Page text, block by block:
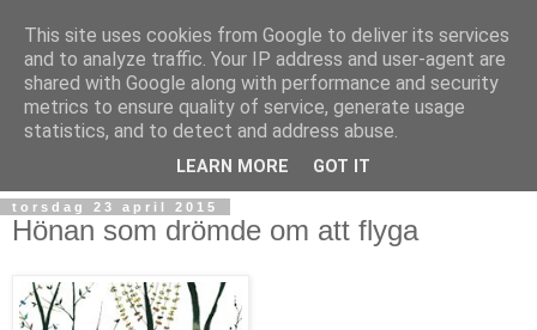
torsdag 23 april 2015
Hönan som drömde om att flyga
This site uses cookies from Google to deliver its services
and to analyze traffic. Your IP address and user-agent are
shared with Google along with performance and security
metrics to ensure quality of service, generate usage
statistics, and to detect and address abuse.
LEARN MORE GOT IT